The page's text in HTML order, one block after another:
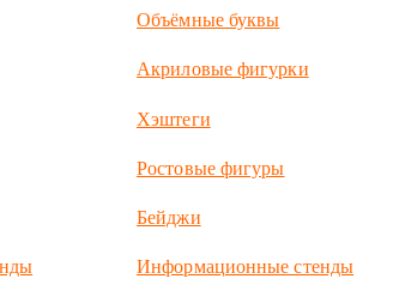
Объёмные буквы
Акриловые фигурки
Хэштеги
Ростовые фигуры
Бейджи
Информационные стенды